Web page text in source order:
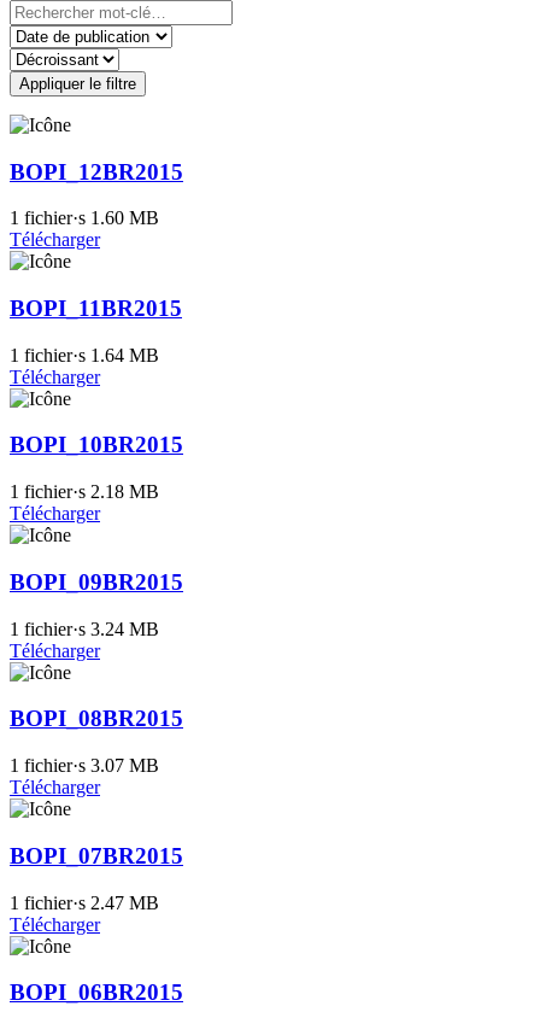
Appliquer le filtre
BOPI_12BR2015
1 fichier·s 1.60 MB
Télécharger
BOPI_11BR2015
1 fichier·s 1.64 MB
Télécharger
BOPI_10BR2015
1 fichier·s 2.18 MB
Télécharger
BOPI_09BR2015
1 fichier·s 3.24 MB
Télécharger
BOPI_08BR2015
1 fichier·s 3.07 MB
Télécharger
BOPI_07BR2015
1 fichier·s 2.47 MB
Télécharger
BOPI_06BR2015